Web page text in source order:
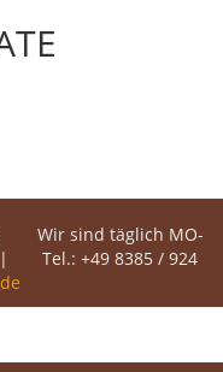
Wir sind täglich MO-
| Tel.: +49 8385 / 924